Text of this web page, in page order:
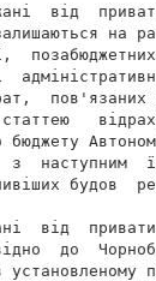
від
на
бюджету
з  наступним
будов
від
до
установленому